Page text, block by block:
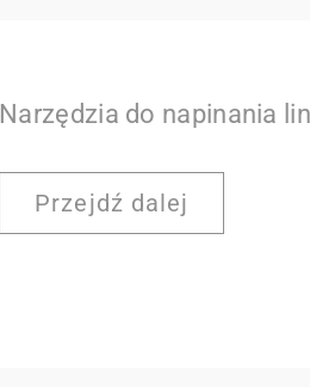
Narzędzia do napinania
Przejdź dalej